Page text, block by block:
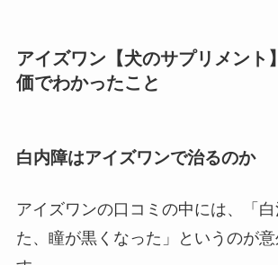
アイズワン【犬のサプリメント
価でわかったこと
白内障はアイズワンで治るのか
アイズワンの口コミの中には、「
た、瞳が黒くなった」というのが